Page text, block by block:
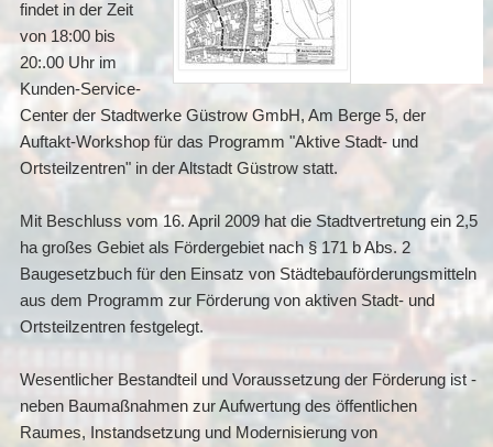
findet in der Zeit
von 18:00 bis
20:.00 Uhr im
Kunden-Service-
Center der Stadtwerke Güstrow GmbH, Am Berge 5, der
Auftakt-Workshop für das Programm "Aktive Stadt- und
Ortsteilzentren" in der Altstadt Güstrow statt.
Mit Beschluss vom 16. April 2009 hat die Stadtvertretung ein 2,5
ha großes Gebiet als Fördergebiet nach § 171 b Abs. 2
Baugesetzbuch für den Einsatz von Städtebauförderungsmitteln
aus dem Programm zur Förderung von aktiven Stadt- und
Ortsteilzentren festgelegt.
Wesentlicher Bestandteil und Voraussetzung der Förderung ist -
neben Baumaßnahmen zur Aufwertung des öffentlichen
Raumes, Instandsetzung und Modernisierung von